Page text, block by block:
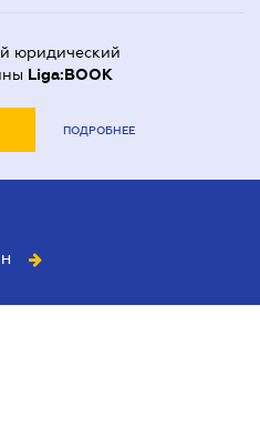
юридический
Liga:BOOK
ПОДРОБНЕЕ